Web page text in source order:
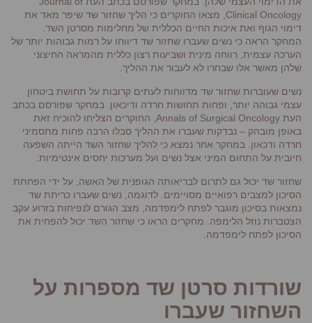
Clinical Oncology, מצאו החוקרים כי הליך שחזור שד שיפר מאד את
דימוי הגוף ואת איכות החיים הכללית של מחלימות מסרטן השד.
המחקר הראה כי נשים שעברו שחזור שד דיווחו על רמות גבוהות יותר של
הערכה עצמית, רווחה מינית ושביעות רצון כללית מהמראה החיצוני
שלהן מאשר אלו שבחרו לא לעבור את ההליך.
נשים שעוברות שחזור שד מדווחות לעתים קרובות על תחושת ביטחון
עצמי גבוהה יותר, ופחות תחושות חרדה ודיכאון. במחקר שפורסם בכתב
העת Annals of Surgical Oncology, החוקרים הצליחו להוכיח זאת
באופן מובהק – נבדקות שעברו את ההליך סבלו הרבה פחות מתסמיני
חרדה ודכאון. במחקר אחר נמצא כי להליך שחזור השד הייתה השפעה
חיובית על התחום המיני אצל נשים ועל מערכות יחסים אינטימיות.
שחזור שד יכול גם לתרום לבריאותה הגופנית של האשה, על ידי הפחתת
הסיכון למצבים רפואיים מסויימים. לדוגמה, נשים שעברו כריתת שד
נמצאות בסיכון מוגבר לפתח לימפדמה, מצב הגורם לנפיחות בזרוע עקב
הצטברות נוזל הלימפה. מחקרים הראו כי שחזור השד יכול להפחית את
הסיכון לפתח לימפדמה.
שורדות סרטן שד מספרות על
השחזור שעברו